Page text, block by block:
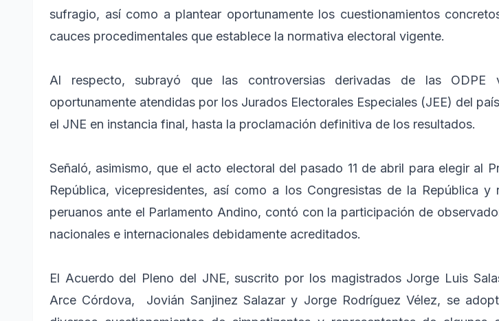
sufragio, así como a plantear oportunamente los cuestionamientos
cauces procedimentales que establece la normativa electoral vigente.
Al respecto, subrayó que las controversias derivadas de las ODPE
oportunamente atendidas por los Jurados Electorales Especiales (JEE) del
el JNE en instancia final, hasta la proclamación definitiva de los resultados.
Señaló, asimismo, que el acto electoral del pasado 11 de abril para elegir al
República, vicepresidentes, así como a los Congresistas de la República y
peruanos ante el Parlamento Andino, contó con la participación de
nacionales e internacionales debidamente acreditados.
El Acuerdo del Pleno del JNE, suscrito por los magistrados Jorge Luis
Arce Córdova, Jovián Sanjinez Salazar y Jorge Rodríguez Vélez, se